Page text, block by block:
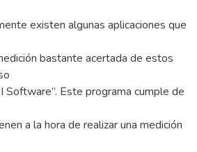
existen algunas aplicaciones que
bastante acertada de estos
Software”. Este programa cumple de
a la hora de realizar una medición